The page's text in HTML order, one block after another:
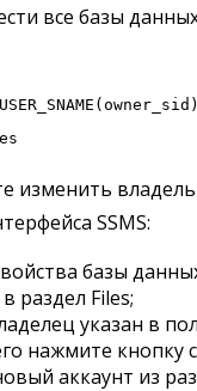
все базы
изменить
SSMS:
базы
раздел Files;
указан в
нажмите кнопку
аккаунт из